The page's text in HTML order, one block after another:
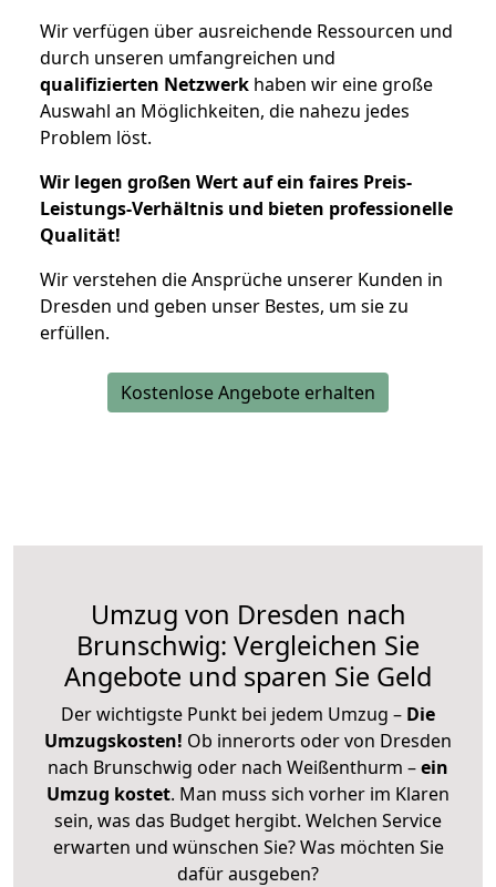
Wir verfügen über ausreichende Ressourcen und
durch unseren umfangreichen und
qualifizierten Netzwerk haben wir eine große
Auswahl an Möglichkeiten, die nahezu jedes
Problem löst.
Wir legen großen Wert auf ein faires Preis-
Leistungs-Verhältnis und bieten professionelle
Qualität!
Wir verstehen die Ansprüche unserer Kunden in
Dresden und geben unser Bestes, um sie zu
erfüllen.
Kostenlose Angebote erhalten
Umzug von Dresden nach
Brunschwig: Vergleichen Sie
Angebote und sparen Sie Geld
Der wichtigste Punkt bei jedem Umzug – Die
Umzugskosten! Ob innerorts oder von Dresden
nach Brunschwig oder nach Weißenthurm –ein
Umzug kostet. Man muss sich vorher im Klaren
sein, was das Budget hergibt. Welchen Service
erwarten und wünschen Sie? Was möchten Sie
dafür ausgeben?